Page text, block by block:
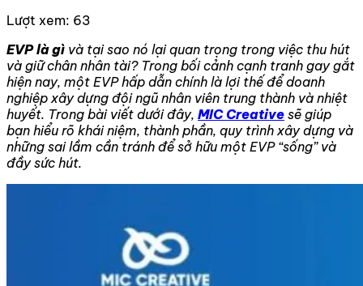
Lượt xem: 63
EVP là gì và tại sao nó lại quan trọng trong việc thu hút
và giữ chân nhân tài? Trong bối cảnh cạnh tranh gay gắt
hiện nay, một EVP hấp dẫn chính là lợi thế để doanh
nghiệp xây dựng đội ngũ nhân viên trung thành và nhiệt
huyết. Trong bài viết dưới đây, MIC Creative sẽ giúp
bạn hiểu rõ khái niệm, thành phần, quy trình xây dựng và
những sai lầm cần tránh để sở hữu một EVP “sống” và
đầy sức hút.